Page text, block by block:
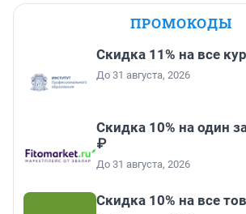
ПРОМОКОДЫ
Скидка 11% на все
До 31 августа, 2026
Скидка 10% на один
₽
До 31 августа, 2026
Скидка 10% на все